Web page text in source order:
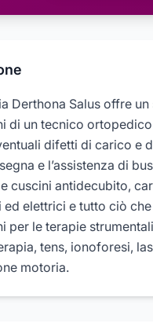
Derthona Salus offre
di un tecnico
difetti di carico e
e l’assistenza di
cuscini antidecubito,
elettrici e tutto ciò
per le terapie
tens, ionoforesi,
motoria.